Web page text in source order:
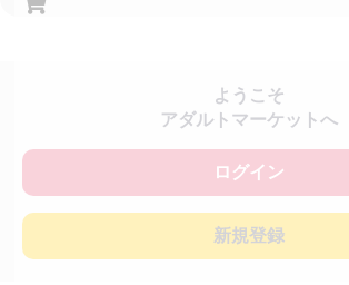
ようこそ
アダルトマーケットへ
ログイン
新規登録